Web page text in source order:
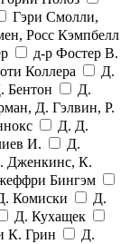
Гэри Смолли,
Росс Кэмпбелл
д-р Фостер В.
Коллера
Д.
Бентон
Д.
Д. Гэлвин, Р.
Д. Д.
И.
Д.
Дженкинс, К.
Бингэм
Комиски
Д.
Д. Кухащек
К. Грин
Д.